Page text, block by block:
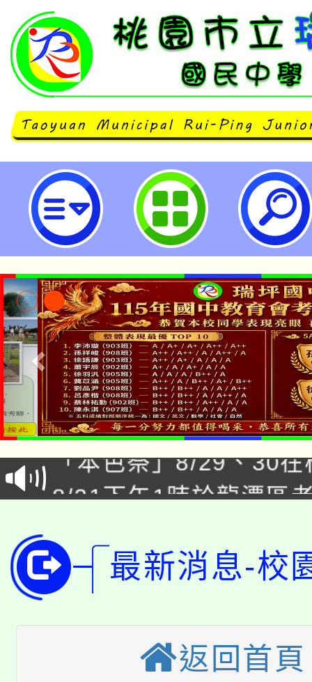
教育部辦理112年祖父母節「穿越
件活動實施計畫，歡迎大家投稿，
立瑞坪國民中學
公告本校115學年度第
代理(課)教師甄選結果
告(尚有缺額)
「本色祭」8/29、30在
場熱烈登場!
8/21下午1時於龍潭區
局官網。
8月14至27日，桃園電
開!
115年桃園市運動會8/
田徑場及游泳池舉行。
桃園市低收入戶享有免
視費優惠，中低收入戶
大園自造教育及科技
最新消息-校
返回首頁